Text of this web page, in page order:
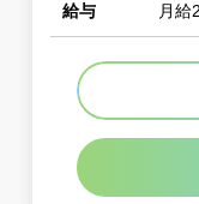
給与 月給